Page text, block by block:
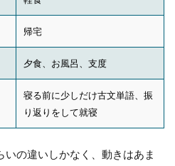
帰宅
夕食、お風呂、支度
寝る前に少しだけ古文単語、振
り返りをして就寝
いの違いしかなく、動きはあま